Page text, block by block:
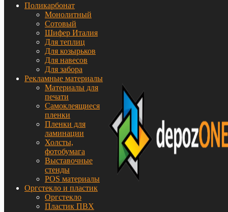
Поликарбонат
Монолитный
Сотовый
Шифер Италия
Для теплиц
Для козырьков
Для навесов
Для забора
Рекламные материалы
Материалы для
печати
Самоклеящиеся
пленки
Пленки для
ламинации
Холсты,
фотобумага
Выставочные
стенды
POS материалы
Оргстекло и пластик
Оргстекло
Пластик ПВХ